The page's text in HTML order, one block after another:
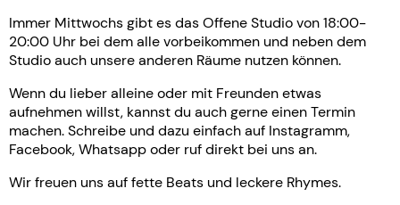
Immer Mittwochs gibt es das Offene Studio von 18:00-
20:00 Uhr bei dem alle vorbeikommen und neben dem
Studio auch unsere anderen Räume nutzen können.
Wenn du lieber alleine oder mit Freunden etwas
aufnehmen willst, kannst du auch gerne einen Termin
machen. Schreibe und dazu einfach auf Instagramm,
Facebook, Whatsapp oder ruf direkt bei uns an.
Wir freuen uns auf fette Beats und leckere Rhymes.